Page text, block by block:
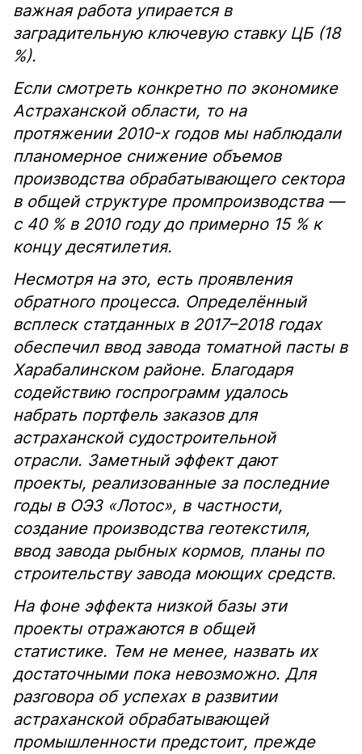
важная работа упирается в
заградительную ключевую ставку ЦБ (18
%).
Если смотреть конкретно по экономике
Астраханской области, то на
протяжении 2010-х годов мы наблюдали
планомерное снижение объемов
производства обрабатывающего сектора
в общей структуре промпроизводства —
с 40 % в 2010 году до примерно 15 % к
концу десятилетия.
Несмотря на это, есть проявления
обратного процесса. Определённый
всплеск статданных в 2017–2018 годах
обеспечил ввод завода томатной пасты в
Харабалинском районе. Благодаря
содействию госпрограмм удалось
набрать портфель заказов для
астраханской судостроительной
отрасли. Заметный эффект дают
проекты, реализованные за последние
годы в ОЭЗ «Лотос», в частности,
создание производства геотекстиля,
ввод завода рыбных кормов, планы по
строительству завода моющих средств.
На фоне эффекта низкой базы эти
проекты отражаются в общей
статистике. Тем не менее, назвать их
достаточными пока невозможно. Для
разговора об успехах в развитии
астраханской обрабатывающей
промышленности предстоит, прежде